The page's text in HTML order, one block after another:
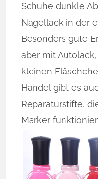
Schuhe dunkle
Nagellack in der
Besonders gute
aber mit
kleinen
Handel gibt es
Reparaturstifte,
Marker